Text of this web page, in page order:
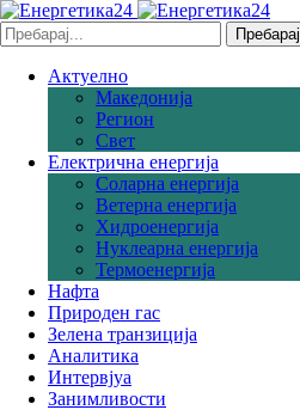
Пребарај
Актуелно
Македонија
Регион
Свет
Електрична енергија
Соларна eнергија
Ветерна eнергија
Хидроенергија
Нуклеарна енергија
Термоенергија
Нафта
Природен гас
Зелена транзиција
Аналитика
Интервјуа
Занимливости